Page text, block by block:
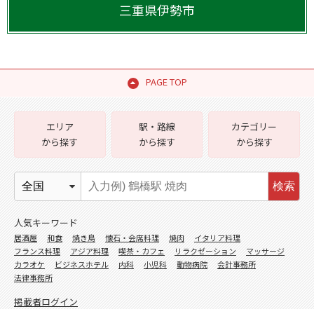
三重県伊勢市
PAGE TOP
エリア
から探す
駅・路線
から探す
カテゴリー
から探す
検索
人気キーワード
居酒屋 和食 焼き鳥 懐石・会席料理 焼肉
イタリア料理
フランス料理
アジア料理 喫茶・カフェ リラクゼーション
マッサージ
カラオケ
ビジネスホテル 内科 小児科 動物病院
会計事務所
法律事務所
掲載者ログイン